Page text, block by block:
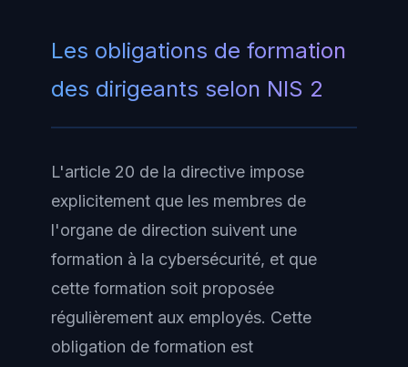
Les obligations de formation
des dirigeants selon NIS 2
L'article 20 de la directive impose
explicitement que les membres de
l'organe de direction suivent une
formation à la cybersécurité, et que
cette formation soit proposée
régulièrement aux employés. Cette
obligation de formation est